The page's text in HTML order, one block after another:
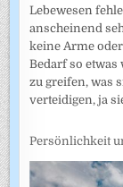
Lebewesen
anscheinend
keine Arme
Bedarf so
zu greifen, was
verteidigen, ja
Persönlichkeit